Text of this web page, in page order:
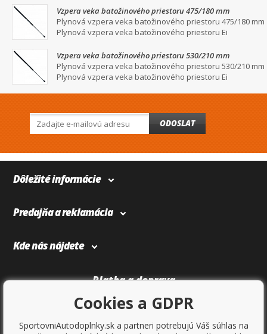
Vzpera veka batožinového priestoru 475/180 mm
Plynová vzpera veka batožinového priestoru 475/180 mm
Plynová vzpera veka batožinového priestoru Ei
Vzpera veka batožinového priestoru 530/210 mm
Plynová vzpera veka batožinového priestoru 530/210 mm
Plynová vzpera veka batožinového priestoru Ei
ODOSLAT
Dôležité informácie
Predajňa a reklamácia
Kde nás nájdete
Platba a doprava
Cookies a GDPR
SportovniAutodoplnky.sk a partneri potrebujú Váš súhlas na